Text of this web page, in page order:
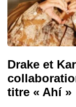
Drake et
titre « Ahí »